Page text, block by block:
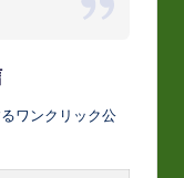
ワンクリック公